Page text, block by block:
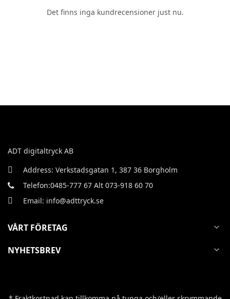
Det finns inga kundrecensioner just nu.
ADT digitaltryck AB
Address: Verkstadsgatan 1, 387 36 Borgholm
Telefon:0485-777 67 Alt 073-918 60 70
Email: info@adttryck.se
VÅRT FÖRETAG expand_more
NYHETSBREV expand_more